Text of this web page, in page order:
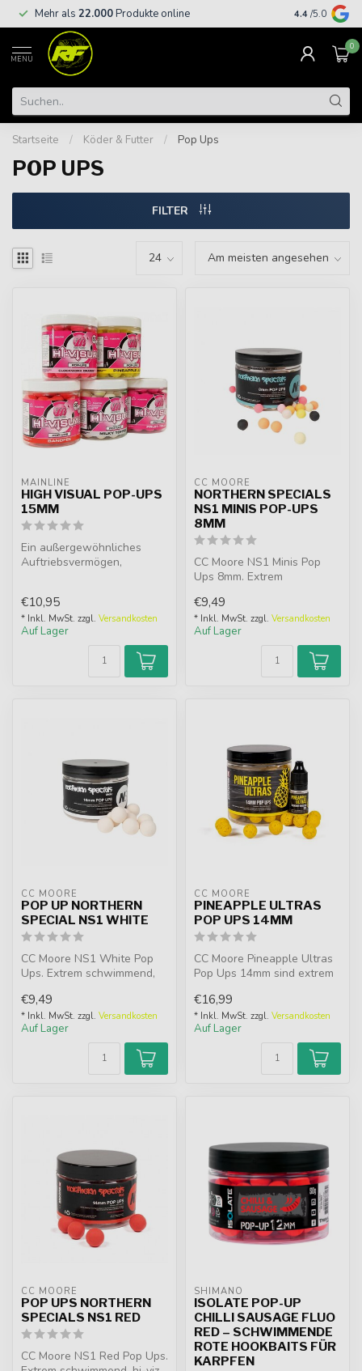
Mehr als 22.000Produkte online Kostenloser
€
4.4 /5.0
MENU
0
Startseite / Köder & Futter / Pop Ups
POP UPS
FILTER
MAINLINE
HIGH VISUAL POP-UPS
15MM
Ein außergewöhnliches
Auftriebsvermögen,
€10,95
* Inkl. MwSt. zzgl. Versandkosten
Auf Lager
CC MOORE
NORTHERN SPECIALS
NS1 MINIS POP-UPS
8MM
CC Moore NS1 Minis Pop
Ups 8mm. Extrem
8 Farben mit C...
€9,49
* Inkl. MwSt. zzgl. Versandkosten
Auf Lager
CC MOORE
POP UP NORTHERN
SPECIAL NS1 WHITE
CC Moore NS1 White Pop
Ups. Extrem schwimmend,
unwiderstehlich m...
€9,49
* Inkl. MwSt. zzgl. Versandkosten
Auf Lager
CC MOORE
PINEAPPLE ULTRAS
POP UPS 14MM
CC Moore Pineapple Ultras
Pop Ups 14mm sind extrem
Hookbai...
€16,99
* Inkl. MwSt. zzgl. Versandkosten
Auf Lager
CC MOORE
POP UPS NORTHERN
SPECIALS NS1 RED
CC Moore NS1 Red Pop Ups.
SHIMANO
ISOLATE POP-UP
CHILLI SAUSAGE FLUO
RED – SCHWIMMENDE
ROTE HOOKBAITS FÜR
KARPFEN